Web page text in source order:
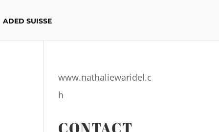
ADED SUISSE
www.nathaliewaridel.c
h
CONTACT